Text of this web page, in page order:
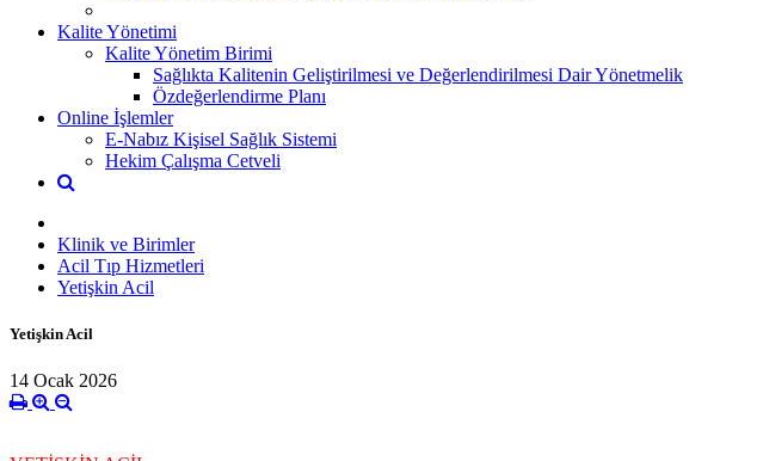
Kalite Yönetimi
Kalite Yönetim Birimi
Sağlıkta Kalitenin Geliştirilmesi ve Değerlendirilmesi Dair Yönetmelik
Özdeğerlendirme Planı
Online İşlemler
E-Nabız Kişisel Sağlık Sistemi
Hekim Çalışma Cetveli
Klinik ve Birimler
Acil Tıp Hizmetleri
Yetişkin Acil
Yetişkin Acil
14 Ocak 2026